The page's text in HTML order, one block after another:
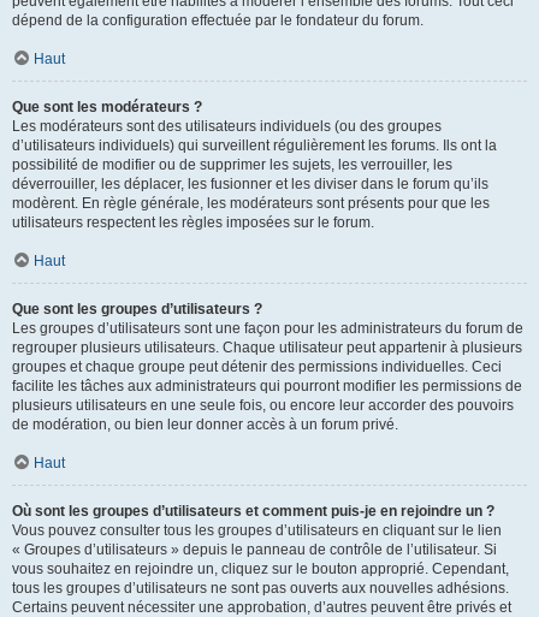
dépend de la configuration effectuée par le fondateur du forum.
Haut
Que sont les modérateurs ?
Les modérateurs sont des utilisateurs individuels (ou des groupes
d’utilisateurs individuels) qui surveillent régulièrement les forums. Ils ont la
possibilité de modifier ou de supprimer les sujets, les verrouiller, les
déverrouiller, les déplacer, les fusionner et les diviser dans le forum qu’ils
modèrent. En règle générale, les modérateurs sont présents pour que les
utilisateurs respectent les règles imposées sur le forum.
Haut
Que sont les groupes d’utilisateurs ?
Les groupes d’utilisateurs sont une façon pour les administrateurs du forum de
regrouper plusieurs utilisateurs. Chaque utilisateur peut appartenir à plusieurs
groupes et chaque groupe peut détenir des permissions individuelles. Ceci
facilite les tâches aux administrateurs qui pourront modifier les permissions de
plusieurs utilisateurs en une seule fois, ou encore leur accorder des pouvoirs
de modération, ou bien leur donner accès à un forum privé.
Haut
Où sont les groupes d’utilisateurs et comment puis-je en rejoindre un ?
Vous pouvez consulter tous les groupes d’utilisateurs en cliquant sur le lien
« Groupes d’utilisateurs » depuis le panneau de contrôle de l’utilisateur. Si
vous souhaitez en rejoindre un, cliquez sur le bouton approprié. Cependant,
tous les groupes d’utilisateurs ne sont pas ouverts aux nouvelles adhésions.
Certains peuvent nécessiter une approbation, d’autres peuvent être privés et